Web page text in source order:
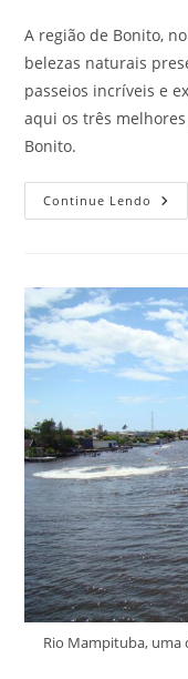
A região de Bonito,
belezas naturais
passeios incríveis e
aqui os três
Bonito.
Continue Lendo
De
Os
3
Rio Mampituba, uma